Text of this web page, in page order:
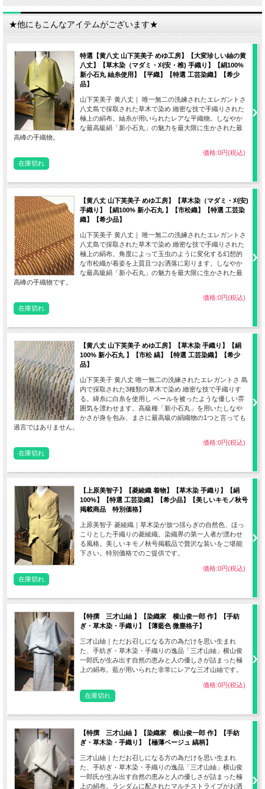
【産地】東京都 八丈島
【製造元】めゆ工房 山下芙美子
【品質】絹100% 高級品種(新小石丸100%使用)
【製織】高機 手織り
【染色】草木染100% コブナグサ(刈安)・タブノキ(マダミ)
【着用時期】10月頃から翌年5月頃（袷の季節）5月頃から6月・9月（単衣の季
節）
※色目はトルソー着装画像が実物の見た目の印象に忠実です。その他の画像は色目
が少し浅く見えますのでご考慮の上ご覧下さい。
★他にもこんなアイテムがございます★
特選【黄八丈 山下芙美子 めゆ工房】【大変珍しい紬の黄
八丈】【草木染（マダミ・刈安・椎) 手織り】【絹100%
新小石丸 紬糸使用】【平織】【特選 工芸染織】【希少
品】
山下芙美子 黄八丈｜ 唯一無二の洗練されたエレガントさ
八丈島で採取された草木で染め 緻密な技で手織りされた
極上の絹布。紬糸が用いられたレアな平織物。しなやか
な最高級絹「新小石丸」の魅力を最大限に生かされた最
高峰の手織物。
価格:0円(税込)
在庫切れ
【黄八丈 山下芙美子 めゆ工房】【草木染（マダミ・刈安)
手織り】【絹100% 新小石丸 】【市松織】【特選 工芸染
織】【希少品】
山下芙美子 黄八丈｜ 唯一無二の洗練されたエレガントさ
八丈島で採取された草木で染め 緻密な技で手織りされた
極上の絹布。角度によって玉虫のように変化する幻想的
な市松織が着姿を上質且つお洒落に彩ります。しなやか
な最高級絹「新小石丸」の魅力を最大限に生かされた最
高峰の手織物です。
価格:0円(税込)
在庫切れ
【黄八丈 山下芙美子 めゆ工房】【草木染 手織り】【絹
100% 新小石丸 】【市松 縞】【特選 工芸染織】【希少
品】
山下芙美子 黄八丈 唯一無二の洗練されたエレガントさ 島
内で採取された3種類の草木で染め 緻密な技で手織りす
る。緯糸に白糸を使用し ベールを被ったような優しい雰
囲気を漂わせます。高級種「新小石丸」を用いたしなや
かさが身を包み、まさに最高級の絹織物の1つと言っても
過言ではありません。
価格:0円(税込)
在庫切れ
【上原美智子】【菱綾織 着物】【草木染 手織り】【絹
100%】【特選 工芸染織】【希少品】【美しいキモノ秋号
掲載商品 特別価格】
上原美智子 菱綾織｜草木染が放つ揺らぎの自然色、ほっ
こりとした手織りの菱綾織。染織界の第一人者が漂わせ
る風格。美しいキモノ秋号掲載品で贅沢な装いをご堪能
下さい。特別価格でのご提供です。
価格:0円(税込)
在庫切れ
【特撰 三才山紬 】【染織家 横山俊一郎 作】【手紡
ぎ・草木染・手織り】【薄藍色 微塵格子】
三才山紬｜ただお召しになる方の為だけを思い生まれ
た、手紡ぎ・草木染・手織りの逸品「三才山紬」横山俊
一郎氏が生み出す自然の恵みと人の優しさが詰まった極
上の絹布。藍が用いられた非常にレアな三才山紬です。
価格:0円(税込)
在庫切れ
【特撰 三才山紬 】【染織家 横山俊一郎 作】【手紡
ぎ・草木染・手織り】【極薄ベージュ 縞柄】
三才山紬｜ただお召しになる方の為だけを思い生まれ
た、手紡ぎ・草木染・手織りの逸品「三才山紬」横山俊
一郎氏が生み出す自然の恵みと人の優しさが詰まった極
上の絹布。ランダムに配されたマルチストライプがお洒